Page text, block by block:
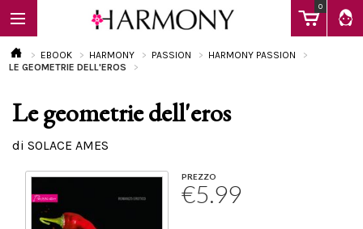
0
EBOOK
Calendario
EBOOK HARMONY PASSION
HARMONY PASSION
LE GEOMETRIE DELL'EROS
Le geometrie dell'eros
di SOLACE AMES
PREZZO
€5.99